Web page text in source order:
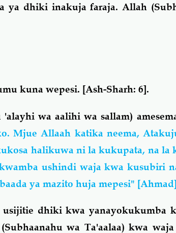
ya dhiki inakuja faraja. Allah
kuna wepesi. [Ash-Sharh: 6].
wa aalihi wa sallam)
Mjue Allaah katika neema,
halikuwa ni la kukupata, na la
ushindi waja kwa kusubiri
ya mazito huja mepesi"
dhiki kwa yanayokukumba
wa Ta'aalaa) kwa